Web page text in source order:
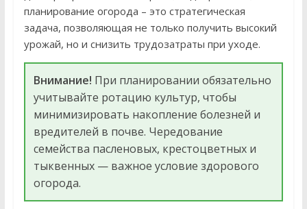
планирование огорода – это стратегическая
задача, позволяющая не только получить высокий
урожай, но и снизить трудозатраты при уходе.
Внимание! При планировании обязательно
учитывайте ротацию культур, чтобы
минимизировать накопление болезней и
вредителей в почве. Чередование
семейства пасленовых, крестоцветных и
тыквенных — важное условие здорового
огорода.